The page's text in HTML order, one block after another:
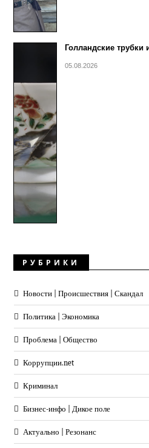
Голландские
05.08.2026
РУБРИКИ
Новости | Происшествия | Скандал
Политика | Экономика
Проблема | Общество
Коррупции.net
Криминал
Бизнес-инфо | Дикое поле
Актуально | Резонанс